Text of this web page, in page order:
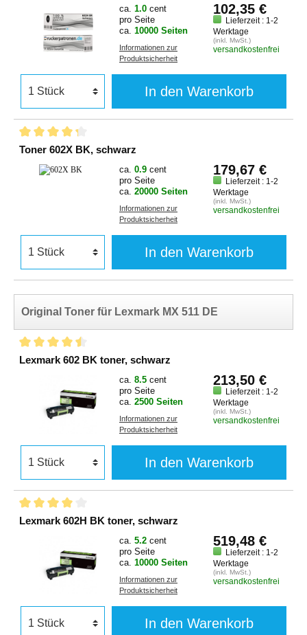
ca. 1.0 cent
pro Seite
ca. 10000 Seiten
Informationen zur
Produktsicherheit
102,35 €
Lieferzeit : 1-2
Werktage
(inkl. MwSt.)
versandkostenfrei
In den Warenkorb
Toner 602X BK, schwarz
ca. 0.9 cent
pro Seite
ca. 20000 Seiten
Informationen zur
Produktsicherheit
179,67 €
Lieferzeit : 1-2
Werktage
(inkl. MwSt.)
versandkostenfrei
In den Warenkorb
Original Toner für Lexmark MX 511 DE
Lexmark 602 BK toner, schwarz
ca. 8.5 cent
pro Seite
ca. 2500 Seiten
Informationen zur
Produktsicherheit
213,50 €
Lieferzeit : 1-2
Werktage
(inkl. MwSt.)
versandkostenfrei
In den Warenkorb
Lexmark 602H BK toner, schwarz
ca. 5.2 cent
pro Seite
ca. 10000 Seiten
Informationen zur
Produktsicherheit
519,48 €
Lieferzeit : 1-2
Werktage
(inkl. MwSt.)
versandkostenfrei
In den Warenkorb